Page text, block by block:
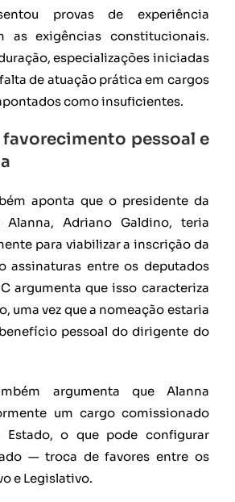
provas de experiência
as exigências constitucionais.
especializações iniciadas
de atuação prática em cargos
como insuficientes.
pessoal e
aponta que o presidente da
Adriano Galdino, teria
para viabilizar a inscrição da
assinaturas entre os deputados
argumenta que isso caracteriza
uma vez que a nomeação estaria
pessoal do dirigente do
argumenta que Alanna
um cargo comissionado
Estado, o que pode configurar
— troca de favores entre os
e Legislativo.